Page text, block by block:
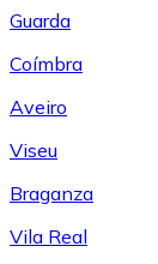
Guarda
Coímbra
Aveiro
Viseu
Braganza
Vila Real